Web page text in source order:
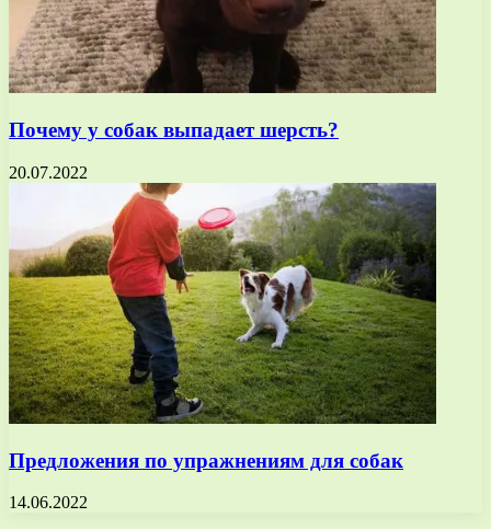
Почему у собак выпадает шерсть?
20.07.2022
Предложения по упражнениям для собак
14.06.2022